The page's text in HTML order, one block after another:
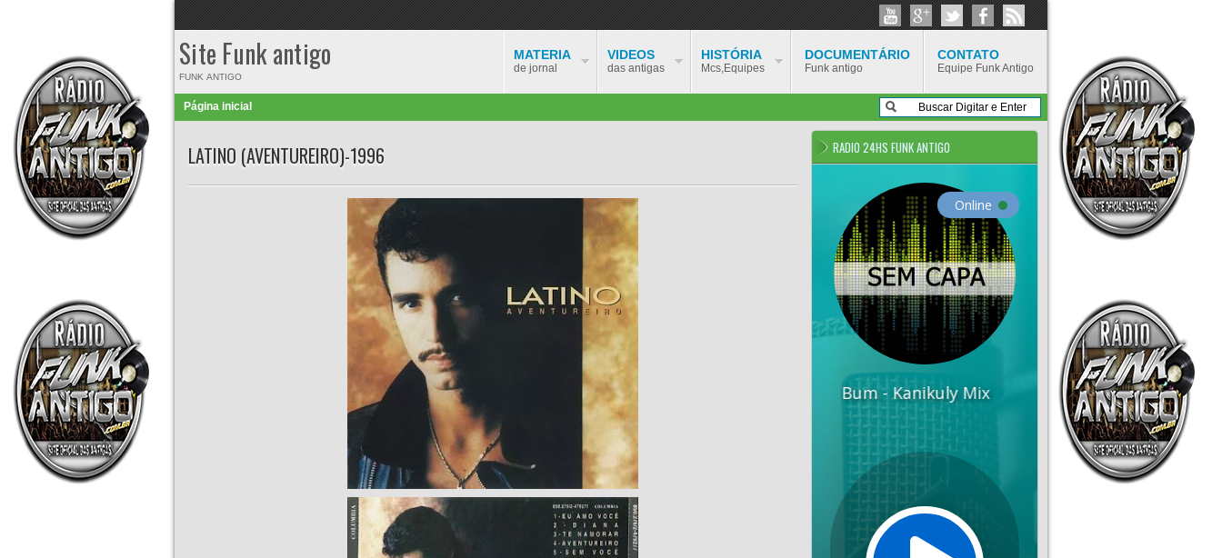
Site Funk antigo
FUNK ANTIGO
CONTATO
Equipe Funk Antigo
DOCUMENTÁRIO
Funk antigo
HISTÓRIA
Mcs,Equipes
VIDEOS
das antigas
MATERIA
de jornal
Página inicial
LATINO (AVENTUREIRO)-1996 RADIO 24HS FUNK ANTIGO